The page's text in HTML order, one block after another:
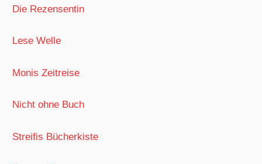
Die Rezensentin
Lese Welle
Monis Zeitreise
Nicht ohne Buch
Streifis Bücherkiste